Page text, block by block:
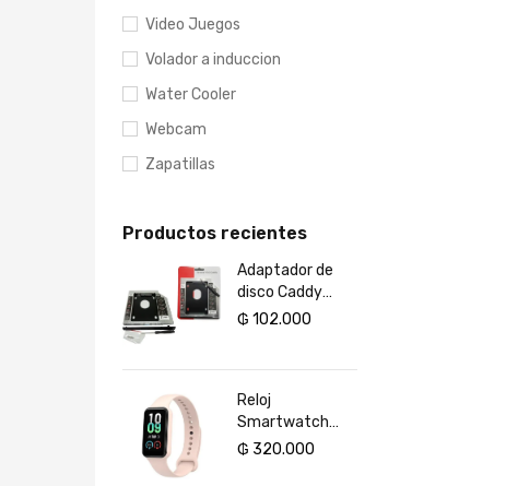
Video Juegos
Volador a induccion
Water Cooler
Webcam
Zapatillas
Productos recientes
Adaptador de
disco Caddy
SATA 2.5 / HDD /
₲ 102.000
Reloj
Smartwatch
Xiaomi Smart
₲ 320.000